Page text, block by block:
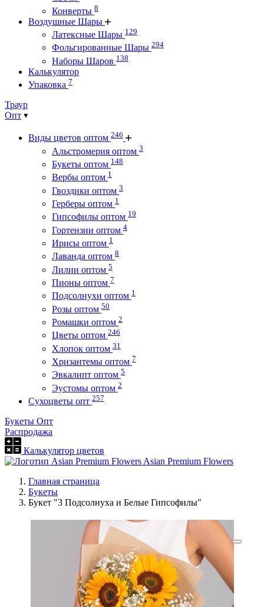
Конверты 8
Воздушные Шары
Латексные Шары 129
Фольгированные Шары 294
Наборы Шаров 138
Калькулятор
Упаковка 7
Траур
Опт
Виды цветов оптом 246
Альстромерия оптом 3
Букеты оптом 148
Вербы оптом 1
Гвоздики оптом 3
Герберы оптом 1
Гипсофилы оптом 19
Гортензии оптом 4
Ирисы оптом 1
Лаванда оптом 8
Лилии оптом 5
Пионы оптом 7
Подсолнухи оптом 1
Розы оптом 50
Ромашки оптом 2
Цветы оптом 246
Хлопок оптом 31
Хризантемы оптом 7
Эвкалипт оптом 5
Эустомы оптом 2
Сухоцветы опт 257
Букеты Опт
Распродажа
Калькулятор цветов
Asian Premium Flowers
Главная страница
Букеты
Букет "3 Подсолнуха и Белые Гипсофилы"